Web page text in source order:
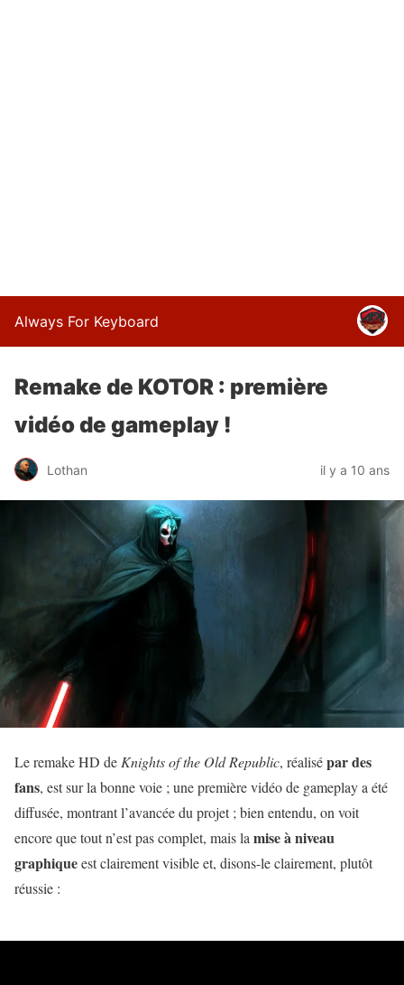
Always For Keyboard
Remake de KOTOR : première
vidéo de gameplay !
Lothan il y a 10 ans
Le remake HD de Knights of the Old Republic, réalisépar des
fans, est sur la bonne voie ; une première vidéo de gameplay a été
diffusée, montrant l’avancée du projet ; bien entendu, on voit
encore que tout n’est pas complet, mais la mise à niveau
graphiqueest clairement visible et, disons-le clairement, plutôt
réussie :